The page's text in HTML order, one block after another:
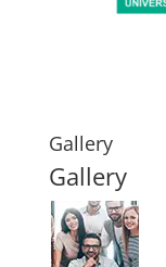
Gallery
Gallery